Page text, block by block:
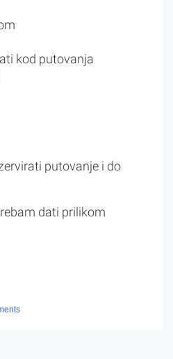
kod putovanja
putovanje i do
dati prilikom